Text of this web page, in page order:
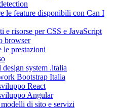
le feature disponibili con Can I
e risorse per CSS e JavaScript
browser
le prestazioni
system .italia
Bootstrap Italia
React
Angular
di sito e servizi